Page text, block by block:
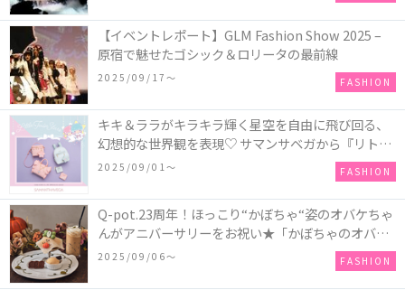
【イベントレポート】GLM Fashion Show 2025 –
原宿で魅せたゴシック＆ロリータの最前線
2025/09/17〜 FASHION
キキ＆ララがキラキラ輝く星空を自由に飛び回る、
幻想的な世界観を表現♡ サマンサベガから『リトル
ツインスターズ』50周年アニバーサリーイヤー』を
2025/09/01〜 FASHION
Q-pot.23周年！ほっこり“かぼちゃ“姿のオバケちゃ
んがアニバーサリーをお祝い★「かぼちゃのオバケ
ーキアクセサリー」が新発売！Q-pot CAFE.では
「かぼちゃのオバケーキプレート」も登場
2025/09/06〜 FASHION